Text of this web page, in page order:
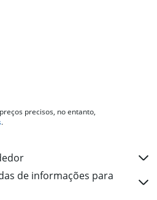
precisos, no entanto,
.
de informações para